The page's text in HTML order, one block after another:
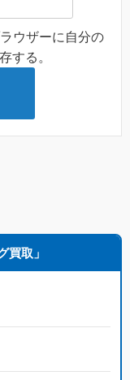
ウザーに自分の
する。
買取」